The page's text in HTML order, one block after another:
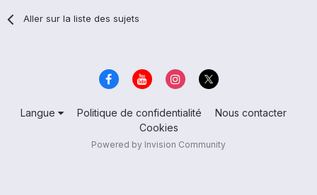
Aller sur la liste des sujets
Langue Politique de confidentialité
Nous contacter
Cookies
Powered by Invision Community